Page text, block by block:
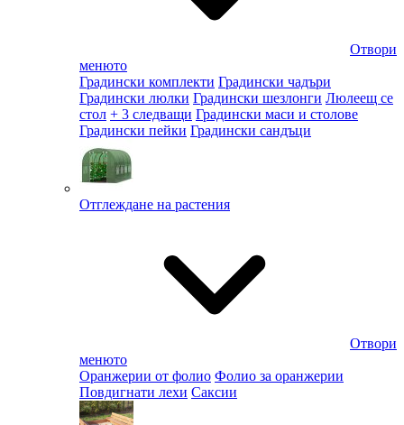
Отвори
менюто
Градински комплекти Градински чадъри
Градински люлки Градински шезлонги Люлеещ се
стол + 3 следващи Градински маси и столове
Градински пейки Градински сандъци
Отглеждане на растения
Отвори
менюто
Оранжерии от фолио Фолио за оранжерии
Повдигнати лехи Саксии